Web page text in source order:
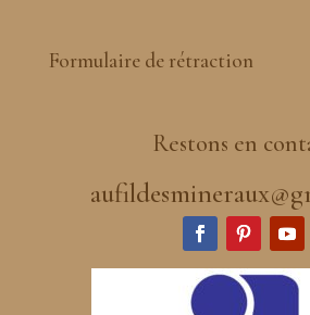
Formulaire de rétraction
Restons en